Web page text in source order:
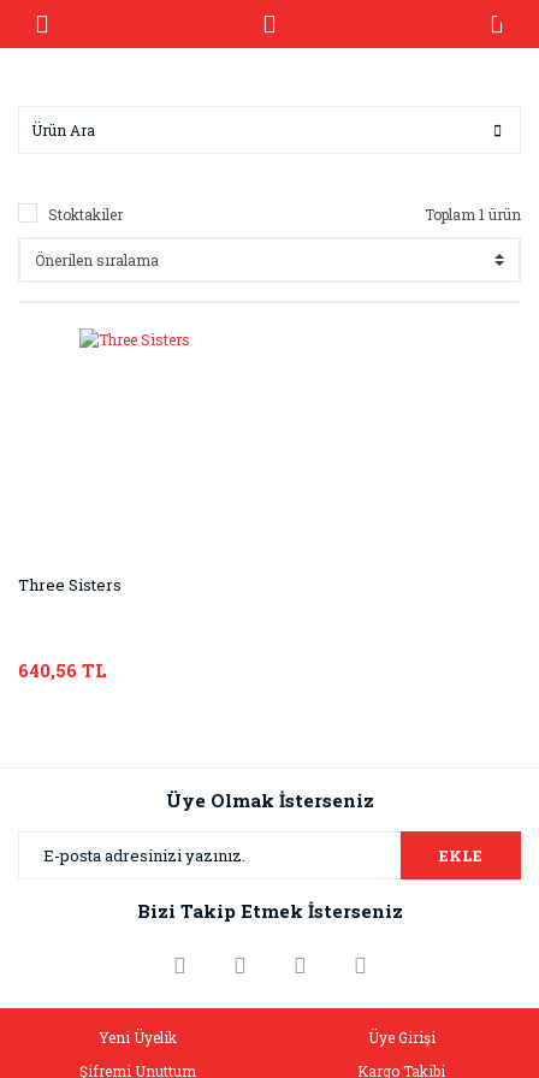
Stoktakiler Toplam 1 ürün
Three Sisters
640,56 TL
Üye Olmak İsterseniz
EKLE
Bizi Takip Etmek İsterseniz
Yeni Üyelik
Üye Girişi
Şifremi Unuttum
Kargo Takibi